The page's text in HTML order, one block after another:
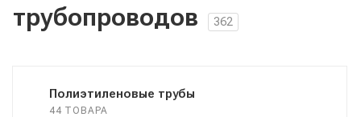
трубопроводов
362
Полиэтиленовые трубы
44 ТОВАРА